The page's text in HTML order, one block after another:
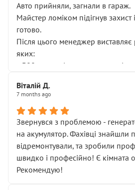
Авто прийняли, загнали в гараж.
Майстер ломіком підігнув захист
готово.
Після цього менеджер
яких:
• 300 грн — діагностика
НЕ погоджував
послуга. Тим більше, я був поруч і
діагностики ходової не
зауваження гроші за цю
лише підтвердило мою правоту.
Але головне — я виїжджаю з
залишився таким самим, як і був.
Віталій Д.
7 months ago
Звернувся з проблемою -
на акумулятор. Фахівці знайшли
відремонтували, та зробили
швидко і професійно! Є кімната
Рекомендую!